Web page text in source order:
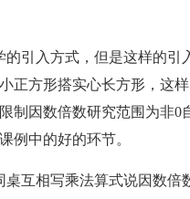
入方式，但是这样的引
正方形搭实心长方形，这
制因数倍数研究范围为非0
例中的好的环节。
相写乘法算式说因数倍